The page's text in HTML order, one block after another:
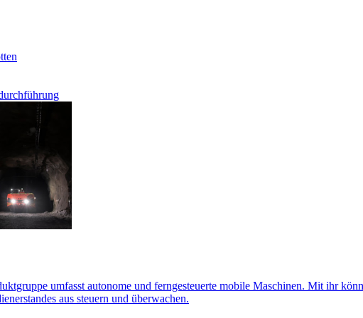
umfasst autonome und ferngesteuerte mobile Maschinen. Mit ihr
aus steuern und überwachen.